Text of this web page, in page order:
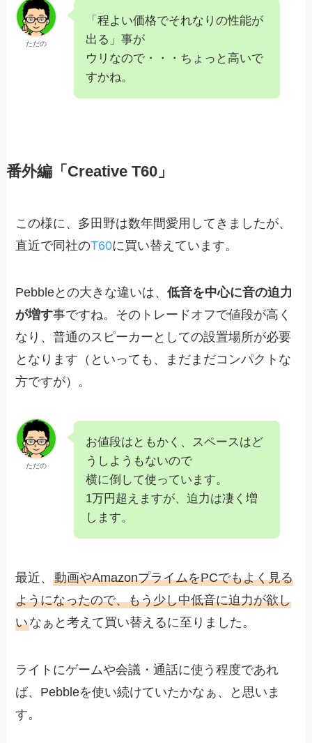
ただの
「程よい価格でそれなりの性能が
出る」事が
ウリなので・・・ちょっと高いで
すかね。
番外編「Creative T60」
この様に、多田野は数年間愛用してきましたが、
直近で同社のT60に買い替えています。
Pebbleとの大きな違いは、低音を中心に音の迫力
が増す事ですね。そのトレードオフで値段が高く
なり、普通のスピーカーとしての設置場所が必要
となります（といっても、まだまだコンパクトな
方ですが）。
ただの
お値段はともかく、スペースはど
うしようもないので
横に倒して使っています。
1万円超えますが、迫力は凄く増
します。
最近、動画やAmazonプライムをPCでもよく見る
ようになったので、もう少し中低音に迫力が欲し
いなぁと考えて買い替えるに至りました。
ライトにゲームや会議・通話に使う程度であれ
ば、Pebbleを使い続けていたかなぁ、と思いま
す。